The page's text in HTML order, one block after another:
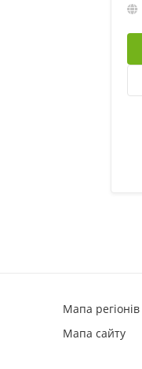
Мапа регіонів
Мапа сайту